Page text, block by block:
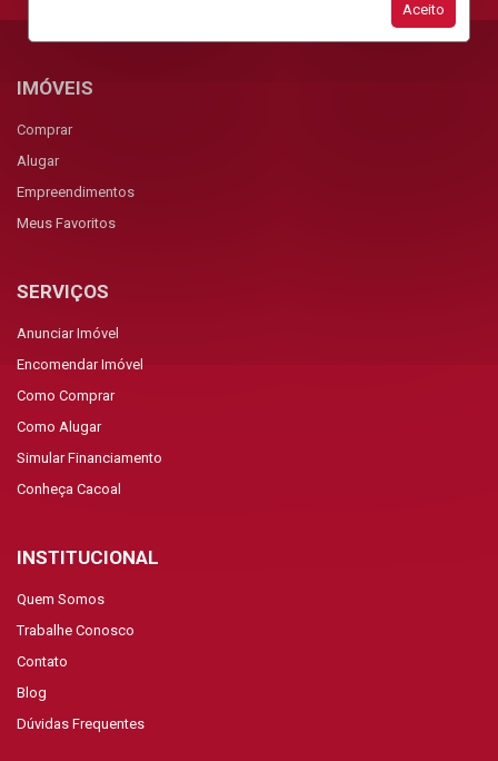
Aceito
IMÓVEIS
Comprar
Alugar
Empreendimentos
Meus Favoritos
SERVIÇOS
Anunciar Imóvel
Encomendar Imóvel
Como Comprar
Como Alugar
Simular Financiamento
Conheça Cacoal
INSTITUCIONAL
Quem Somos
Trabalhe Conosco
Contato
Blog
Dúvidas Frequentes